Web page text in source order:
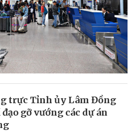
trực Tỉnh ủy Lâm Đồng
gỡ vướng các dự án